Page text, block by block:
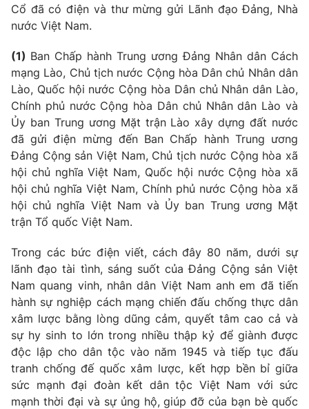
Chuyên mục khác
Emagazine
Photo Infographic
Video Shorts video
VTV Money VTV Thể thao
VTV Sức khoẻ Bất động sản
VTV4 Vươn mình bằng AI
VTV9 VTV8
Liên hệ tòa soạn English
Cổ đã có điện và thư mừng gửi Lãnh đạo Đảng, Nhà
nước Việt Nam.
(1) Ban Chấp hành Trung ương Đảng Nhân dân Cách
mạng Lào, Chủ tịch nước Cộng hòa Dân chủ Nhân dân
Lào, Quốc hội nước Cộng hòa Dân chủ Nhân dân Lào,
Chính phủ nước Cộng hòa Dân chủ Nhân dân Lào và
Ủy ban Trung ương Mặt trận Lào xây dựng đất nước
đã gửi điện mừng đến Ban Chấp hành Trung ương
Đảng Cộng sản Việt Nam, Chủ tịch nước Cộng hòa xã
hội chủ nghĩa Việt Nam, Quốc hội nước Cộng hòa xã
hội chủ nghĩa Việt Nam, Chính phủ nước Cộng hòa xã
hội chủ nghĩa Việt Nam và Ủy ban Trung ương Mặt
trận Tổ quốc Việt Nam.
Trong các bức điện viết, cách đây 80 năm, dưới sự
lãnh đạo tài tình, sáng suốt của Đảng Cộng sản Việt
Nam quang vinh, nhân dân Việt Nam anh em đã tiến
hành sự nghiệp cách mạng chiến đấu chống thực dân
xâm lược bằng lòng dũng cảm, quyết tâm cao cả và
sự hy sinh to lớn trong nhiều thập kỷ để giành được
độc lập cho dân tộc vào năm 1945 và tiếp tục đấu
tranh chống đế quốc xâm lược, kết hợp bền bỉ giữa
sức mạnh đại đoàn kết dân tộc Việt Nam với sức
mạnh thời đại và sự ủng hộ, giúp đỡ của bạn bè quốc